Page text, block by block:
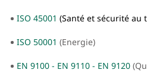
ISO 45001 (Santé et sécurité au
ISO 50001 (Energie)
EN 9100 - EN 9110 - EN 9120